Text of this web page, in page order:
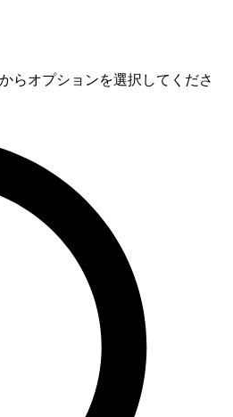
らオプションを選択してくださ